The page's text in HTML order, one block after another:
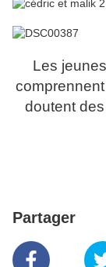
Les
doutent
Partager